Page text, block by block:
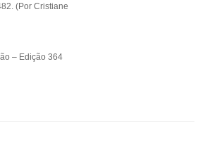
(Por Cristiane
– Edição 364